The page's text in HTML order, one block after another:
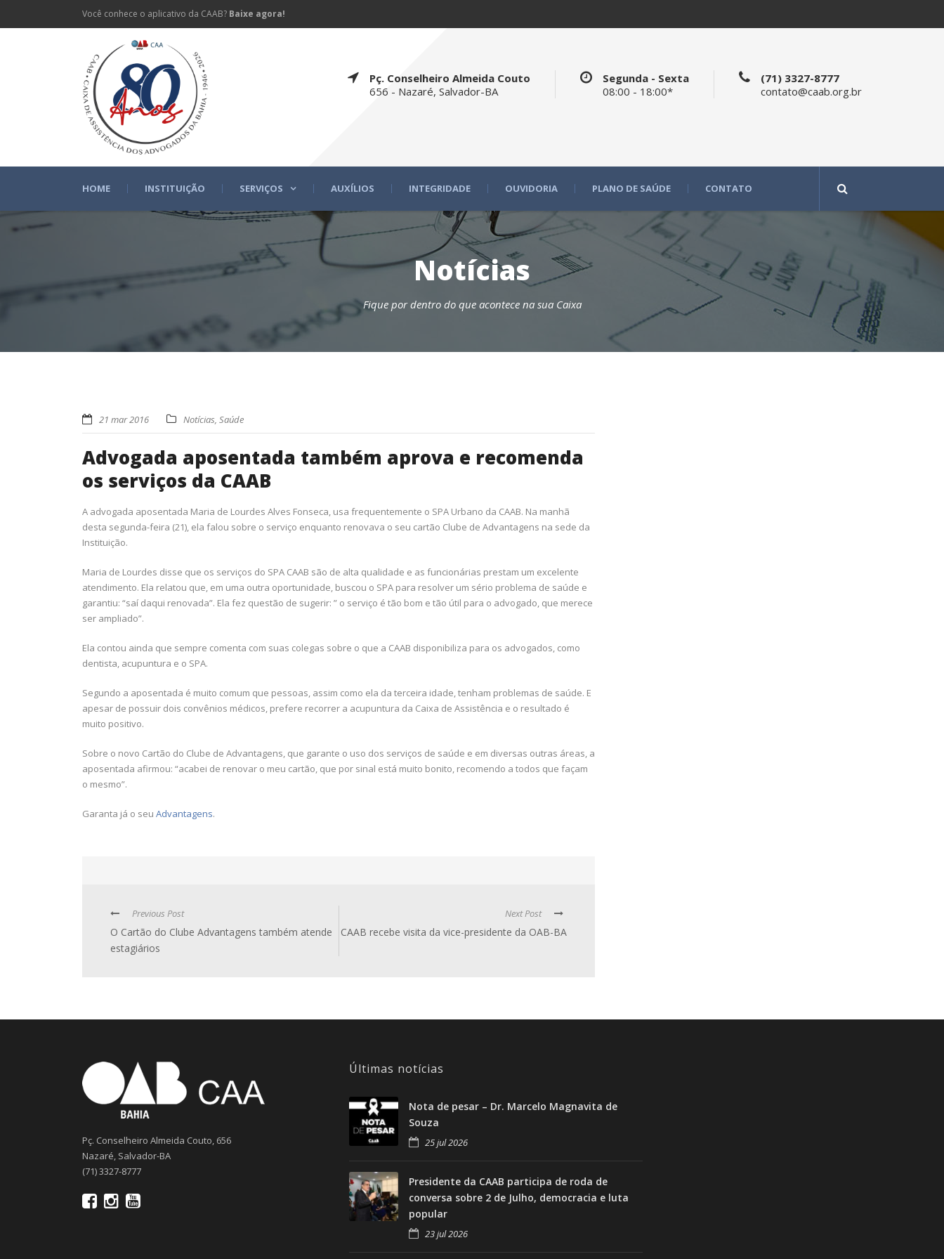
Você conhece o aplicativo da CAAB? Baixe agora!
Pç. Conselheiro Almeida Couto
656 - Nazaré, Salvador-BA
Segunda - Sexta
08:00 - 18:00*
(71) 3327-8777
contato@caab.org.br
HOME INSTITUIÇÃO SERVIÇOS AUXÍLIOS INTEGRIDADE OUVIDORIA PLANO DE SAÚDE CONTATO
Notícias
Fique por dentro do que acontece na sua Caixa
21 mar 2016 Notícias, Saúde
Advogada aposentada também aprova e recomenda
os serviços da CAAB
A advogada aposentada Maria de Lourdes Alves Fonseca, usa frequentemente o SPA Urbano da CAAB. Na manhã
desta segunda-feira (21), ela falou sobre o serviço enquanto renovava o seu cartão Clube de Advantagens na sede da
Instituição.
Maria de Lourdes disse que os serviços do SPA CAAB são de alta qualidade e as funcionárias prestam um excelente
atendimento. Ela relatou que, em uma outra oportunidade, buscou o SPA para resolver um sério problema de saúde e
garantiu: “saí daqui renovada”. Ela fez questão de sugerir: ” o serviço é tão bom e tão útil para o advogado, que merece
ser ampliado”.
Ela contou ainda que sempre comenta com suas colegas sobre o que a CAAB disponibiliza para os advogados, como
dentista, acupuntura e o SPA.
Segundo a aposentada é muito comum que pessoas, assim como ela da terceira idade, tenham problemas de saúde. E
apesar de possuir dois convênios médicos, prefere recorrer a acupuntura da Caixa de Assistência e o resultado é
muito positivo.
Sobre o novo Cartão do Clube de Advantagens, que garante o uso dos serviços de saúde e em diversas outras áreas, a
aposentada afirmou: “acabei de renovar o meu cartão, que por sinal está muito bonito, recomendo a todos que façam
o mesmo”.
Garanta já o seu Advantagens.
Previous Post
O Cartão do Clube Advantagens também atende
estagiários
Next Post
CAAB recebe visita da vice-presidente da OAB-BA
Pç. Conselheiro Almeida Couto, 656
Nazaré, Salvador-BA
(71) 3327-8777
Últimas notícias
Nota de pesar – Dr. Marcelo Magnavita de
Souza
25 jul 2026
Presidente da CAAB participa de roda de
conversa sobre 2 de Julho, democracia e luta
popular
23 jul 2026